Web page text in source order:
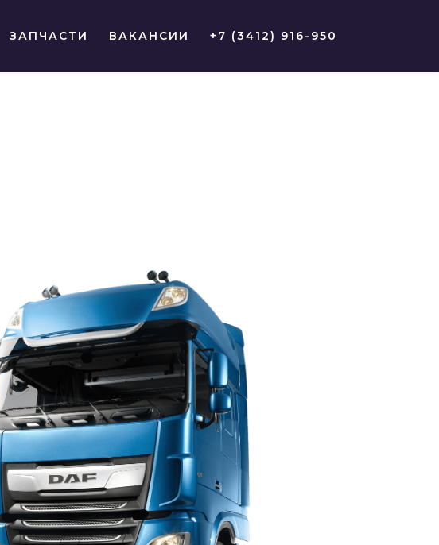
ЗАПЧАСТИ ВАКАНСИИ +7 (3412) 916-950